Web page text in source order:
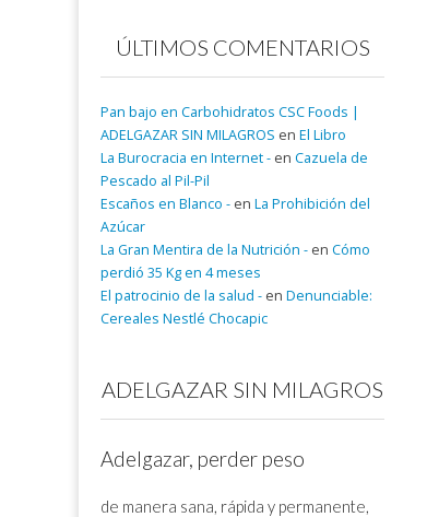
ÚLTIMOS COMENTARIOS
Pan bajo en Carbohidratos CSC Foods |
ADELGAZAR SIN MILAGROS en El Libro
La Burocracia en Internet - en Cazuela de
Pescado al Pil-Pil
Escaños en Blanco - en La Prohibición del
Azúcar
La Gran Mentira de la Nutrición - en Cómo
perdió 35 Kg en 4 meses
El patrocinio de la salud - en Denunciable:
Cereales Nestlé Chocapic
ADELGAZAR SIN MILAGROS
Adelgazar, perder peso
de manera sana, rápida y permanente,